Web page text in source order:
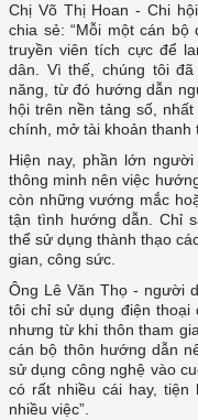
Chị Võ Thị Hoan - Chi
chia sẻ: “Mỗi một cán
truyền viên tích cực để
dân. Vì thế, chúng tôi
năng, từ đó hướng dẫn
hội trên nền tảng số,
chính, mở tài khoản thanh
Hiện nay, phần lớn
thông minh nên việc
còn những vướng mắc
tận tình hướng dẫn. Chỉ
thể sử dụng thành thạo
gian, công sức.
Ông Lê Văn Thọ - người
tôi chỉ sử dụng điện thoại
nhưng từ khi thôn tham
cán bộ thôn hướng dẫn
sử dụng công nghệ vào
có rất nhiều cái hay,
nhiều việc”.